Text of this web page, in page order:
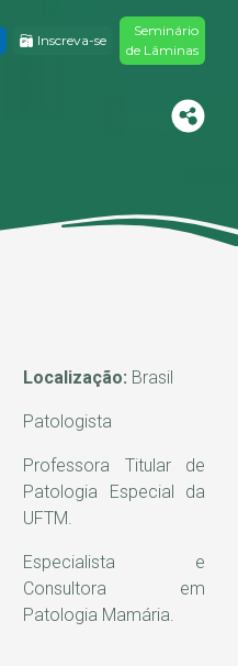
Inscreva-se
Seminário
de Lâminas
Localização: Brasil
Patologista
Professora Titular de
Patologia Especial da
UFTM.
Especialista e
Consultora em
Patologia Mamária.